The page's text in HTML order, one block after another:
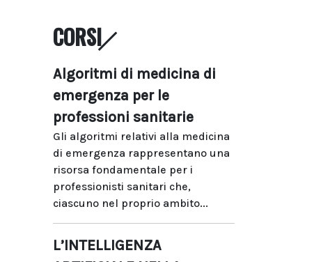
CORSI
Algoritmi di medicina di
emergenza per le
professioni sanitarie
Gli algoritmi relativi alla medicina
di emergenza rappresentano una
risorsa fondamentale per i
professionisti sanitari che,
ciascuno nel proprio ambito...
L’INTELLIGENZA